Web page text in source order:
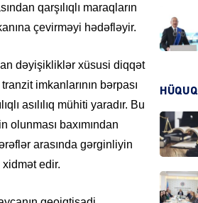
qarşılıqlı maraqların
çevirməyi hədəfləyir.
dəyişikliklər xüsusi diqqət
imkanlarının bərpası
asılılıq mühiti yaradır. Bu
olunması baxımından
arasında gərginliyin
edir.
HÜQUQ